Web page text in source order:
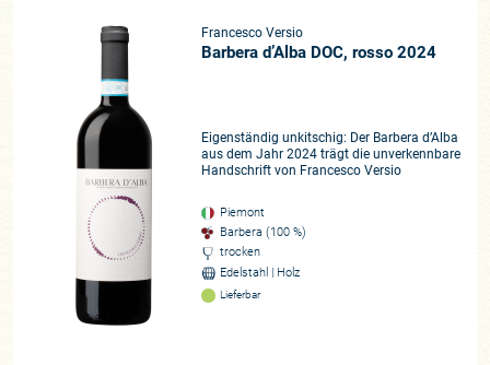
Francesco Versio
Barbera d’Alba DOC, rosso 2024
Eigenständig unkitschig: Der Barbera d’Alba
aus dem Jahr 2024 trägt die unverkennbare
Handschrift von Francesco Versio
Piemont
Barbera (100 %)
trocken
Edelstahl | Holz
Lieferbar